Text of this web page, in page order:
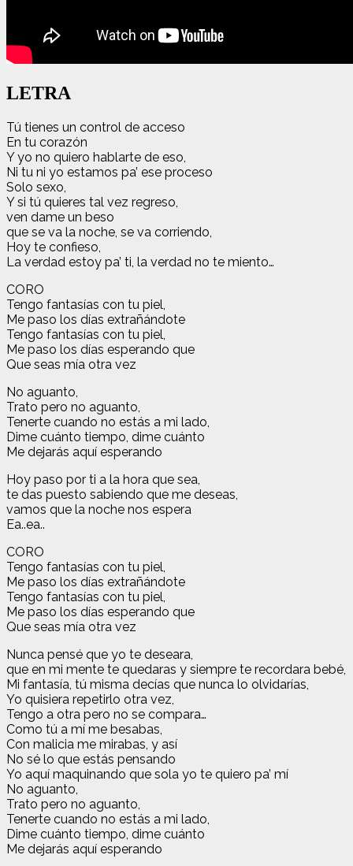
LETRA
Tú tienes un control de acceso
En tu corazón
Y yo no quiero hablarte de eso,
Ni tu ni yo estamos pa’ ese proceso
Solo sexo,
Y si tú quieres tal vez regreso,
ven dame un beso
que se va la noche, se va corriendo,
Hoy te confieso,
La verdad estoy pa’ ti, la verdad no te miento…
CORO
Tengo fantasías con tu piel,
Me paso los días extrañándote
Tengo fantasías con tu piel,
Me paso los días esperando que
Que seas mía otra vez
No aguanto,
Trato pero no aguanto,
Tenerte cuando no estás a mi lado,
Dime cuánto tiempo, dime cuánto
Me dejarás aquí esperando
Hoy paso por ti a la hora que sea,
te das puesto sabiendo que me deseas,
vamos que la noche nos espera
Ea..ea..
CORO
Tengo fantasías con tu piel,
Me paso los días extrañándote
Tengo fantasías con tu piel,
Me paso los días esperando que
Que seas mía otra vez
Nunca pensé que yo te deseara,
que en mi mente te quedaras y siempre te recordara bebé,
Mi fantasía, tú misma decías que nunca lo olvidarías,
Yo quisiera repetirlo otra vez,
Tengo a otra pero no se compara…
Como tú a mí me besabas,
Con malicia me mirabas, y así
No sé lo que estás pensando
Yo aquí maquinando que sola yo te quiero pa’ mí
No aguanto,
Trato pero no aguanto,
Tenerte cuando no estás a mi lado,
Dime cuánto tiempo, dime cuánto
Me dejarás aquí esperando